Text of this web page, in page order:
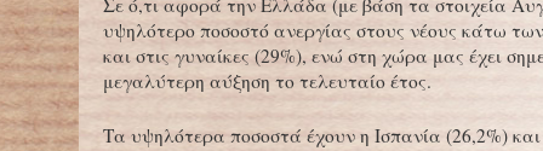
Σε ό,τι αφορά την Ελλάδα (με βάση τα στοιχεία
υψηλότερο ποσοστό ανεργίας στους νέους κάτω
και στις γυναίκες (29%), ενώ στη χώρα μας έχει
μεγαλύτερη αύξηση το τελευταίο έτος.
Τα υψηλότερα ποσοστά έχουν η Ισπανία (26,2%)